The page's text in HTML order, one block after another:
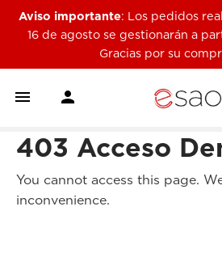
Aviso importante: Los pedidos
16 de agosto se gestionarán a
Gracias por su
 
403 Acceso
You cannot access this page.
inconvenience.